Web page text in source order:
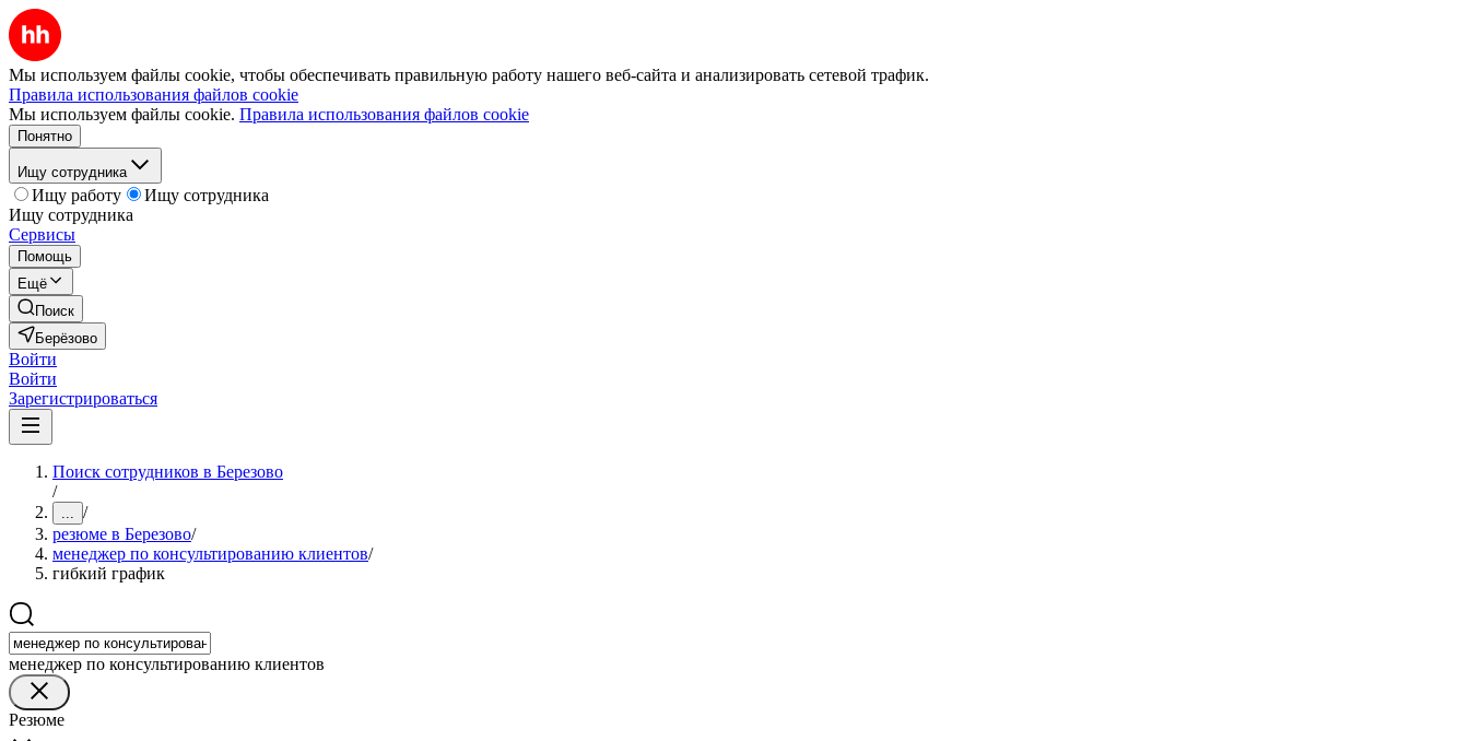
Мы используем файлы cookie, чтобы обеспечивать правильную работу нашего веб-сайта и анализировать сетевой трафик.
Правила использования файлов cookie
Мы используем файлы cookie. Правила использования файлов cookie
Понятно
Ищу сотрудника
Ищу работу
Ищу сотрудника
Ищу сотрудника
Сервисы
Помощь
Ещё
Поиск
Берёзово
Войти
Войти
Зарегистрироваться
Поиск сотрудников в Березово
/
... /
резюме в Березово/
менеджер по консультированию клиентов/
гибкий график
менеджер по консультированию клиентов
Резюме